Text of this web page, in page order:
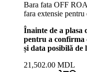
Bara fata OFF
fara extensie pentru
Înainte de a plasa
pentru a confirma
și data posibilă de
21,502.00 MDL